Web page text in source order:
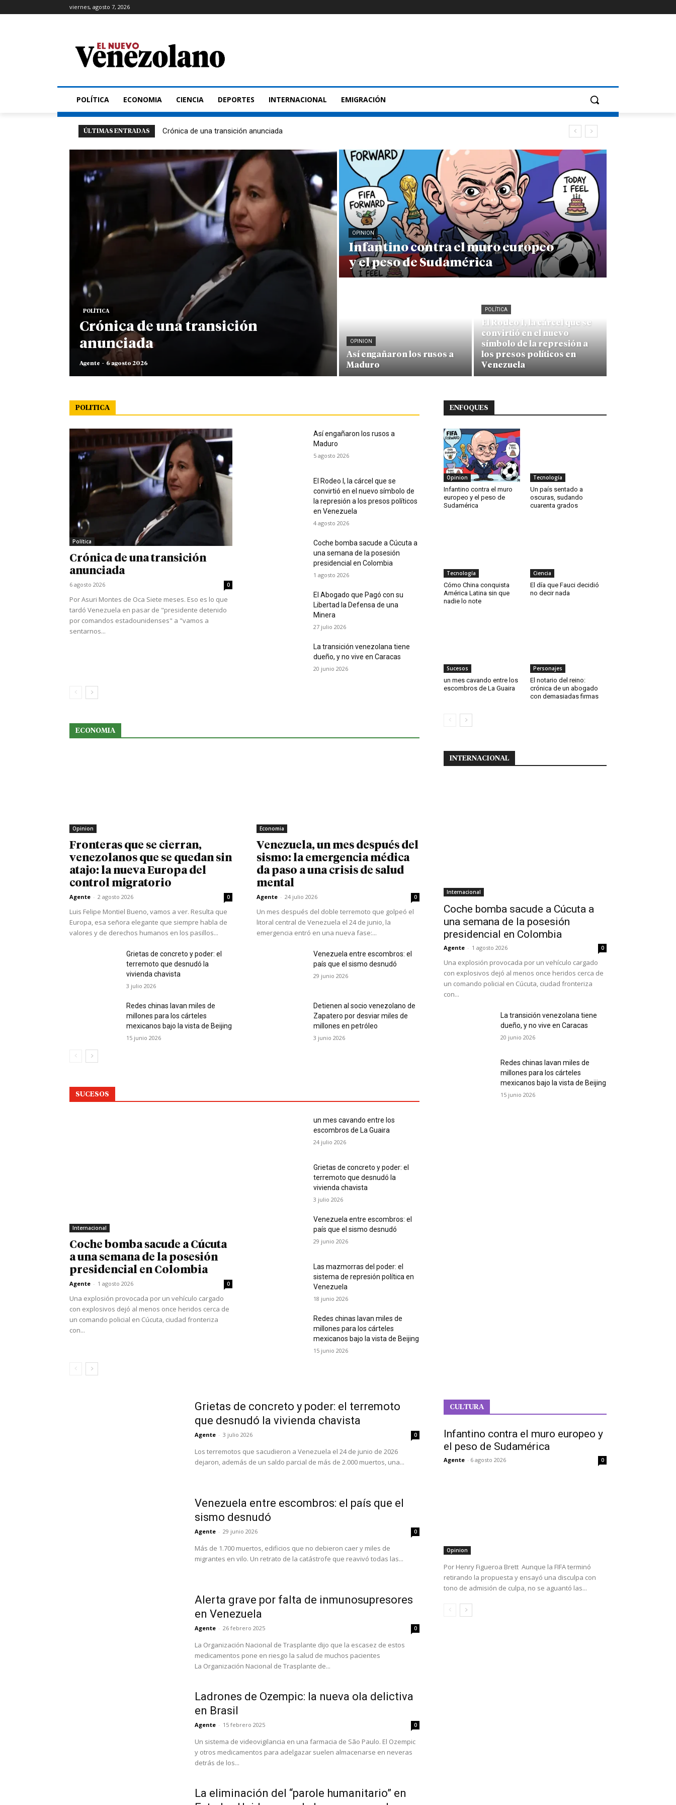
viernes, agosto 7, 2026
POLÍTICA ECONOMIA CIENCIA DEPORTES INTERNACIONAL EMIGRACIÓN
ÚLTIMAS ENTRADAS Crónica de una transición anunciada
POLÍTICA
Crónica de una transición
anunciada
Agente - 6 agosto 2026
OPINION
Infantino contra el muro europeo
y el peso de Sudamérica
OPINION
Así engañaron los rusos a
Maduro
POLÍTICA
El Rodeo I, la cárcel que se
convirtió en el nuevo
símbolo de la represión a
los presos políticos en
Venezuela
POLITICA
Política
Crónica de una transición
anunciada
6 agosto 2026 0
Por Asuri Montes de Oca Siete meses. Eso es lo que
tardó Venezuela en pasar de "presidente detenido
por comandos estadounidenses" a "vamos a
sentarnos...
Así engañaron los rusos a
Maduro
5 agosto 2026
El Rodeo I, la cárcel que se
convirtió en el nuevo símbolo de
la represión a los presos políticos
en Venezuela
4 agosto 2026
Coche bomba sacude a Cúcuta a
una semana de la posesión
presidencial en Colombia
1 agosto 2026
El Abogado que Pagó con su
Libertad la Defensa de una
Minera
27 julio 2026
La transición venezolana tiene
dueño, y no vive en Caracas
20 junio 2026
ECONOMIA
Opinion
Fronteras que se cierran,
venezolanos que se quedan sin
atajo: la nueva Europa del
control migratorio
Agente - 2 agosto 2026 0
Luis Felipe Montiel Bueno, vamos a ver. Resulta que
Europa, esa señora elegante que siempre habla de
valores y de derechos humanos en los pasillos...
Economia
Venezuela, un mes después del
sismo: la emergencia médica
da paso a una crisis de salud
mental
Agente - 24 julio 2026 0
Un mes después del doble terremoto que golpeó el
litoral central de Venezuela el 24 de junio, la
emergencia entró en una nueva fase:...
Grietas de concreto y poder: el
terremoto que desnudó la
vivienda chavista
3 julio 2026
Venezuela entre escombros: el
país que el sismo desnudó
29 junio 2026
Redes chinas lavan miles de
millones para los cárteles
mexicanos bajo la vista de Beijing
15 junio 2026
Detienen al socio venezolano de
Zapatero por desviar miles de
millones en petróleo
3 junio 2026
SUCESOS
Internacional
Coche bomba sacude a Cúcuta
a una semana de la posesión
presidencial en Colombia
Agente - 1 agosto 2026 0
Una explosión provocada por un vehículo cargado
con explosivos dejó al menos once heridos cerca de
un comando policial en Cúcuta, ciudad fronteriza
con...
un mes cavando entre los
escombros de La Guaira
24 julio 2026
Grietas de concreto y poder: el
terremoto que desnudó la
vivienda chavista
3 julio 2026
Venezuela entre escombros: el
país que el sismo desnudó
29 junio 2026
Las mazmorras del poder: el
sistema de represión política en
Venezuela
18 junio 2026
Redes chinas lavan miles de
millones para los cárteles
mexicanos bajo la vista de Beijing
15 junio 2026
ENFOQUES
Opinion
Infantino contra el muro
europeo y el peso de
Sudamérica
Tecnología
Un país sentado a
oscuras, sudando
cuarenta grados
Tecnología
Cómo China conquista
América Latina sin que
nadie lo note
Ciencia
El día que Fauci decidió
no decir nada
Sucesos
un mes cavando entre los
escombros de La Guaira
Personajes
El notario del reino:
crónica de un abogado
con demasiadas firmas
INTERNACIONAL
Internacional
Coche bomba sacude a Cúcuta a
una semana de la posesión
presidencial en Colombia
Agente - 1 agosto 2026 0
Una explosión provocada por un vehículo cargado
con explosivos dejó al menos once heridos cerca de
un comando policial en Cúcuta, ciudad fronteriza
con...
La transición venezolana tiene
dueño, y no vive en Caracas
20 junio 2026
Redes chinas lavan miles de
millones para los cárteles
mexicanos bajo la vista de Beijing
15 junio 2026
Grietas de concreto y poder: el terremoto
que desnudó la vivienda chavista
Agente - 3 julio 2026 0
Los terremotos que sacudieron a Venezuela el 24 de junio de 2026
dejaron, además de un saldo parcial de más de 2.000 muertos, una...
Venezuela entre escombros: el país que el
sismo desnudó
Agente - 29 junio 2026 0
Más de 1.700 muertos, edificios que no debieron caer y miles de
migrantes en vilo. Un retrato de la catástrofe que reavivó todas las...
Alerta grave por falta de inmunosupresores
en Venezuela
Agente - 26 febrero 2025 0
La Organización Nacional de Trasplante dijo que la escasez de estos
medicamentos pone en riesgo la salud de muchos pacientes
La Organización Nacional de Trasplante de...
Ladrones de Ozempic: la nueva ola delictiva
en Brasil
Agente - 15 febrero 2025 0
Un sistema de videovigilancia en una farmacia de São Paulo. El Ozempic
y otros medicamentos para adelgazar suelen almacenarse en neveras
detrás de los...
La eliminación del “parole humanitario” en
CULTURA
Infantino contra el muro europeo y
el peso de Sudamérica
Agente - 6 agosto 2026 0
Opinion
Por Henry Figueroa Brett Aunque la FIFA terminó
retirando la propuesta y ensayó una disculpa con
tono de admisión de culpa, no se aguantó las...